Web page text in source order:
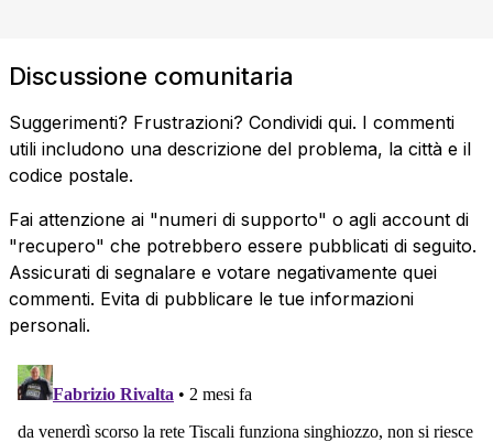
Discussione comunitaria
Suggerimenti? Frustrazioni? Condividi qui. I commenti
utili includono una descrizione del problema, la città e il
codice postale.
Fai attenzione ai "numeri di supporto" o agli account di
"recupero" che potrebbero essere pubblicati di seguito.
Assicurati di segnalare e votare negativamente quei
commenti. Evita di pubblicare le tue informazioni
personali.